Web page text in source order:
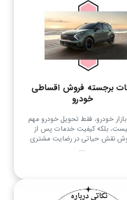
برجسته فروش اقساطی
خودرو
خودرو، فقط تحویل خودرو مهم
بلکه کیفیت خدمات پس از
نقش حیاتی در رضایت مشتری
...